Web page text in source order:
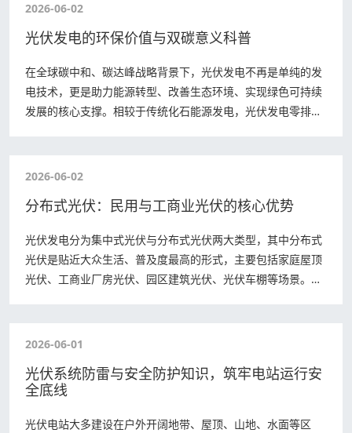
2026-06-02
光伏发电的环保价值与双碳意义科普
在全球碳中和、碳达峰战略背景下，光伏发电不再是单纯的发
电技术，更是助力能源转型、改善生态环境、实现绿色可持续
发展的核心支撑。相较于传统化石能源发电，光伏发电零排
2026-06-02
分布式光伏：民用与工商业光伏的核心优势
光伏发电分为集中式光伏与分布式光伏两大类型，其中分布式
光伏是贴近大众生活、普及度最高的形式，主要包括家庭屋顶
光伏、工商业厂房光伏、园区建筑光伏、光伏车棚等场景。不
2026-06-01
光伏系统防雷与安全防护知识，筑牢电站运行安
全底线
光伏电站大多建设在户外开阔地带、屋顶、山地、水面等区